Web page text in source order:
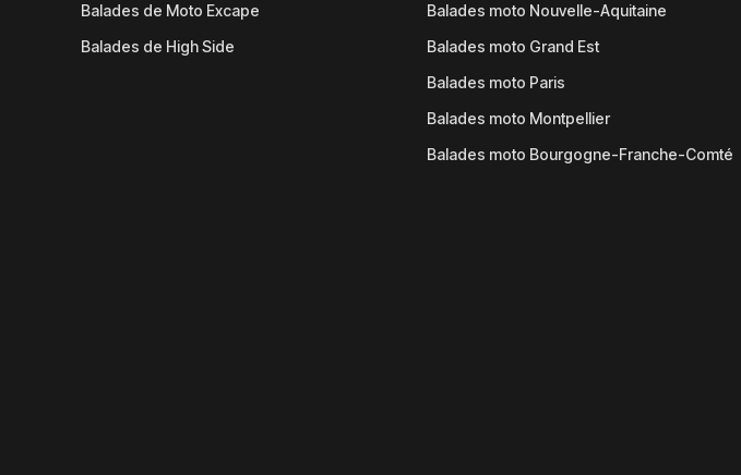
Balades de Moto Excape
Balades de High Side
Balades moto Nouvelle-Aquitaine
Balades moto Grand Est
Balades moto Paris
Balades moto Montpellier
Balades moto Bourgogne-Franche-Comté